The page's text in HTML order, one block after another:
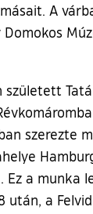
A
szerezte
a munka
a